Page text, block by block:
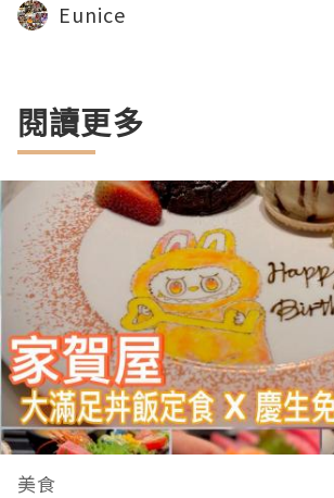
Eunice
閱讀更多
美食